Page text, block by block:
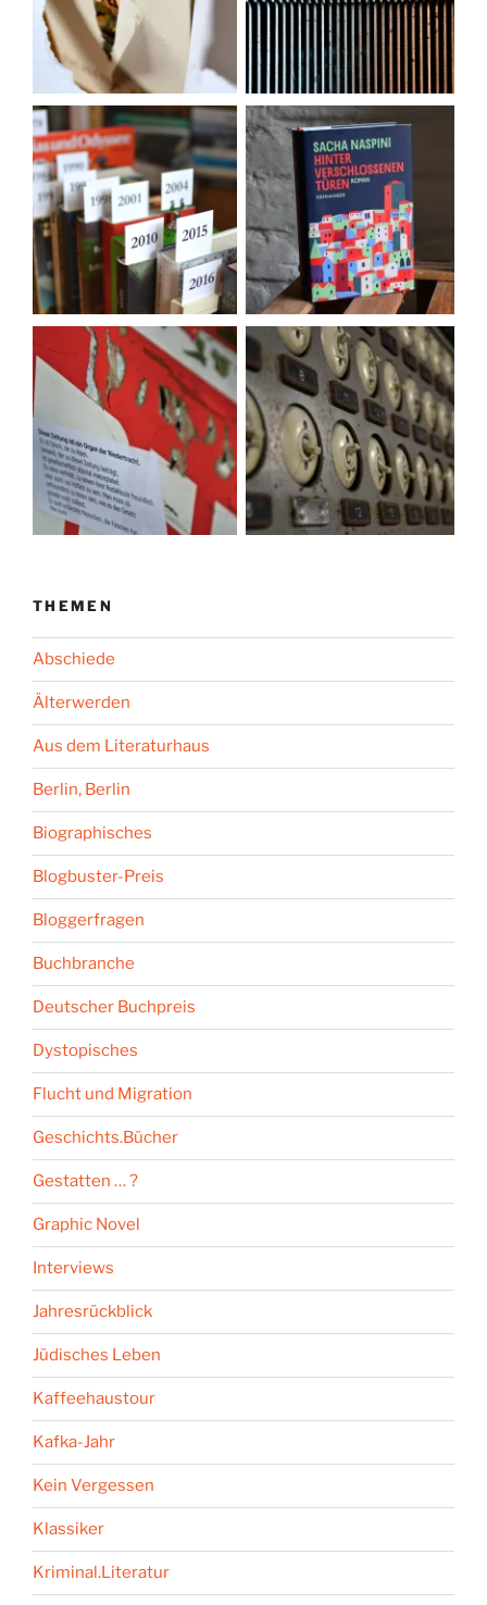
THEMEN
Abschiede
Älterwerden
Aus dem Literaturhaus
Berlin, Berlin
Biographisches
Blogbuster-Preis
Bloggerfragen
Buchbranche
Deutscher Buchpreis
Dystopisches
Flucht und Migration
Geschichts.Bücher
Gestatten … ?
Graphic Novel
Interviews
Jahresrückblick
Jüdisches Leben
Kaffeehaustour
Kafka-Jahr
Kein Vergessen
Klassiker
Kriminal.Literatur